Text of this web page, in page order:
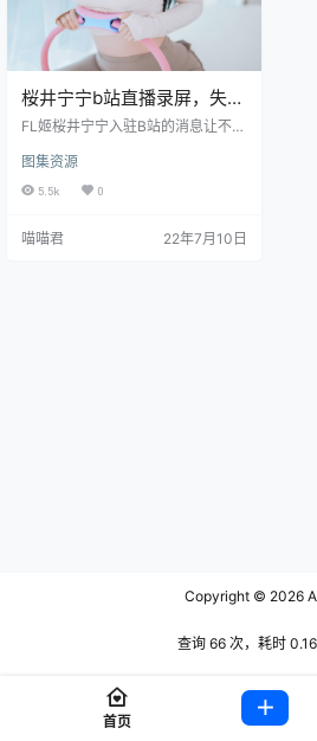
桜井宁宁b站直播录屏，失眠
小宁视频写真
FL姬桜井宁宁入驻B站的消息让不少
井宁宁的人气可见是真的很高，她
是一位名副其实的二次元的萝莉
的00后还是非常的年轻，又名失眠
图集资源
5.5k 0
喵喵君 22年7月10日
Copyright © 2026
查询 66 次，耗时
首页